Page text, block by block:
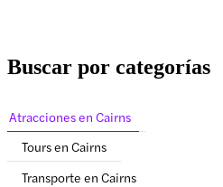
Buscar por categorías
Atracciones en Cairns
Tours en Cairns
Transporte en Cairns